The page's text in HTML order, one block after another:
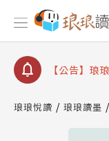
【公告】因
停部分閱讀
【公告】琅
【公告】琅
請圖文教學
查詢
琅琅悅讀 琅琅讀墨